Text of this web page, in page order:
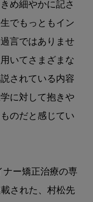
め細やかに記さ
でもっともイン
言ではありませ
いてさまざまな
されている内容
に対して抱きや
のだと感じてい
ナー矯正治療の専
された、村松先